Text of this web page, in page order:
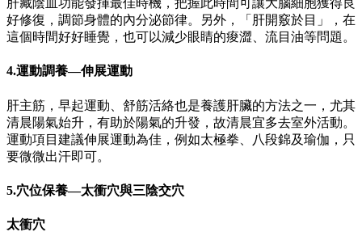
肝藏陰血功能發揮最佳時機，把握此時間可讓大腦細胞獲得良
好修復，調節身體的內分泌節律。另外，「肝開竅於目」，在
這個時間好好睡覺，也可以減少眼睛的痠澀、流目油等問題。
4.運動調養—伸展運動
肝主筋，早起運動、舒筋活絡也是養護肝臟的方法之一，尤其
清晨陽氣始升，有助於陽氣的升發，故清晨宜多去室外活動。
運動項目建議伸展運動為佳，例如太極拳、八段錦及瑜伽，只
要微微出汗即可。
5.穴位保養—太衝穴與三陰交穴
太衝穴